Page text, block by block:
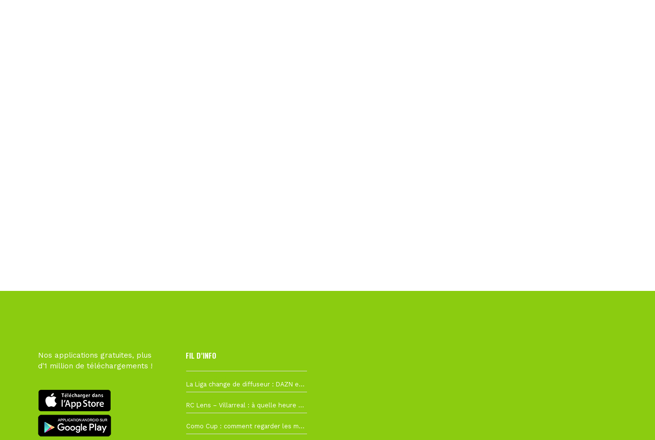
Nos applications gratuites, plus
d'1 million de téléchargements !
FIL D’INFO
La Liga change de diffuseur : DAZN et Disney+ remplacent beIN Sports !
RC Lens – Villarreal : à quelle heure et sur quelle chaîne voir la finale de la Como Cup ?
Como Cup : comment regarder les matchs du RC Lens en direct ?